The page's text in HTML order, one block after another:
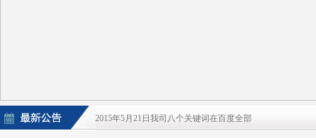
2015年5月21日我司八个关键词在百度全部